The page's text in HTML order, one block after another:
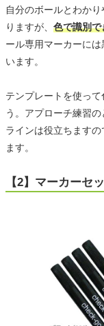
自分のボールとわか
りますが、 色で識別で
ール専用マーカーに
います。
テンプレートを使っ
う。アプローチ練習
ラインは役立ちます
ます。
【2】マーカーセ